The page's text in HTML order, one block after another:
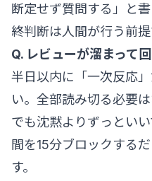
断定せず質問する」と
終判断は人間が行う前提
Q. レビューが溜まって
半日以内に「一次反応
い。全部読み切る必要
でも沈黙よりずっとい
間を15分ブロックする
す。